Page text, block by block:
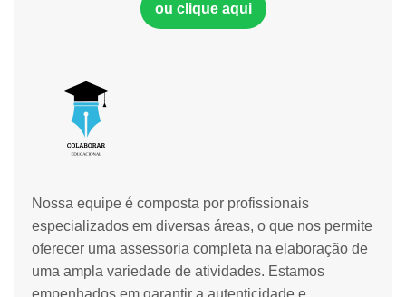
Nossa equipe é composta por profissionais
especializados em diversas áreas, o que nos permite
oferecer uma assessoria completa na elaboração de
uma ampla variedade de atividades. Estamos
empenhados em garantir a autenticidade e
ou clique aqui